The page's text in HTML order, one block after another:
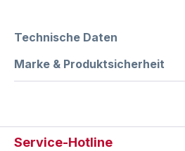
Technische Daten
Marke & Produktsicherheit
Service-Hotline